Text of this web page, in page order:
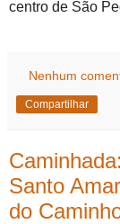
centro de São
Nenhum
Compartilhar
Santo
do